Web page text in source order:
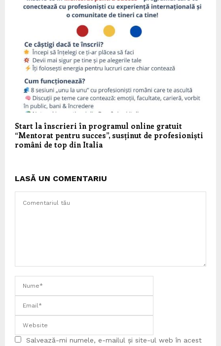
Start la înscrieri în programul online gratuit
“Mentorat pentru succes”, susținut de profesioniști
români de top din Italia
LASĂ UN COMENTARIU
Salvează-mi numele, e-mailul și site-ul web în acest